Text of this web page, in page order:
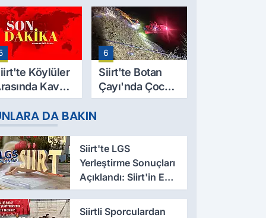
Yaşındaki
Yıldız
Hayatını
Evinde Ölü
Bulundu
Köylüler
Kavga:
Yaralı, Birinin
Ağır
6
Siirt'te Botan
Çayı'nda Çocuk
Cesedi Bulundu
DA BAKIN
Siirt'te LGS
Yerleştirme Sonuçları
Açıklandı: Siirt'in En
Yüksek Taban Puanlı
Liseler Belli Oldu
Siirtli Sporculardan